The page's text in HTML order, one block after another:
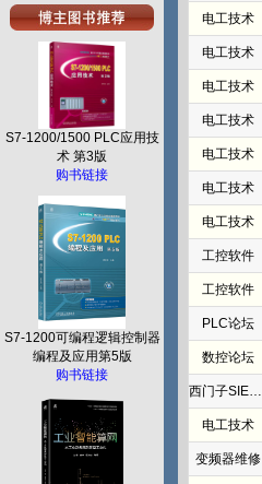
S7-1200/1500 PLC应用技
术 第3版
购书链接
S7-1200可编程逻辑控制器
编程及应用第5版
购书链接
电工技术
电工技术
电工技术
电工技术
电工技术
电工技术
电工技术
工控软件
工控软件
PLC论坛
数控论坛
西门子SIEMENS
电工技术
变频器维修